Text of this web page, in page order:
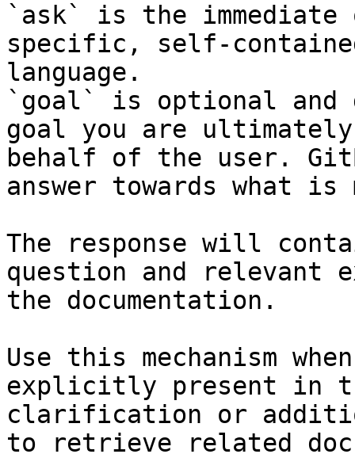
`ask` is the
specific, self-
language.
`goal` is optional and
goal you are
behalf of the user.
answer towards what
The response will
question and relevant
the documentation.
Use this mechanism
explicitly present in
clarification or